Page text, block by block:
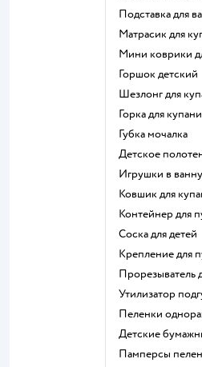
подставка для
матрасик для
мини коврики
горшок детский
шезлонг для
горка для
губка мочалка
детское
игрушки в
ковшик для
контейнер для
соска для детей
крепление для
прорезыватель
утилизатор
пеленки
детские
памперсы